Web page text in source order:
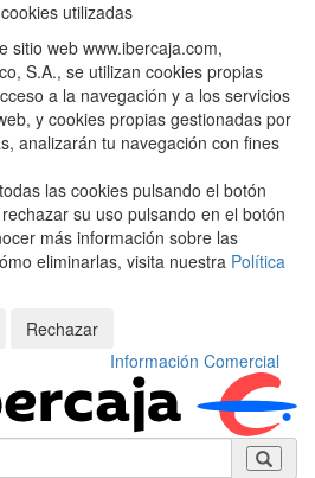
utilizadas
sitio web www.ibercaja.com,
S.A., se utilizan cookies propias
a la navegación y a los servicios
y cookies propias gestionadas por
analizarán tu navegación con fines
las cookies pulsando el botón
rechazar su uso pulsando en el botón
más información sobre las
eliminarlas, visita nuestra Política
Rechazar
Información Comercial